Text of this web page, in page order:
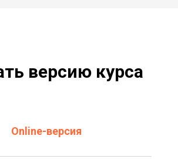
версию курса
Online-версия